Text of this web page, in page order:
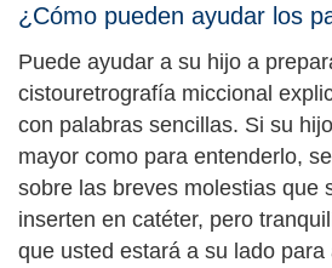
¿Cómo pueden ayudar los
Puede ayudar a su hijo a
cistouretrografía miccional
con palabras sencillas. Si su
mayor como para entenderlo,
sobre las breves molestias que
inserten en catéter, pero
que usted estará a su lado para